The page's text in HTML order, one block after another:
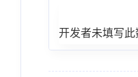
}
开发者未填写